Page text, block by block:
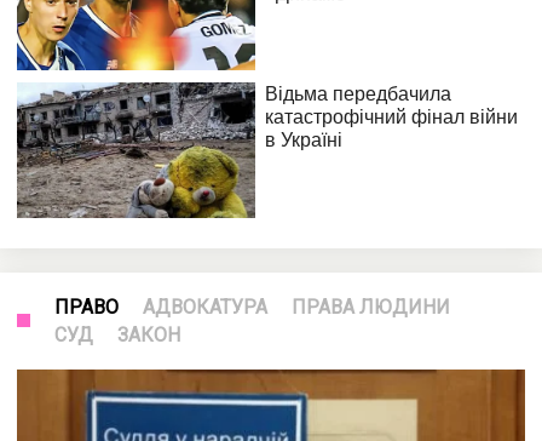
ПРАВО АДВОКАТУРА
ПРАВА ЛЮДИНИ
СУД
ЗАКОН